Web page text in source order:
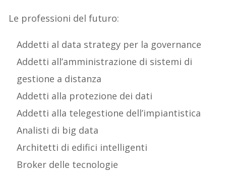
Le professioni del futuro:
Addetti al data strategy per la governance
Addetti all’amministrazione di sistemi di
gestione a distanza
Addetti alla protezione dei dati
Addetti alla telegestione dell’impiantistica
Analisti di big data
Architetti di edifici intelligenti
Broker delle tecnologie